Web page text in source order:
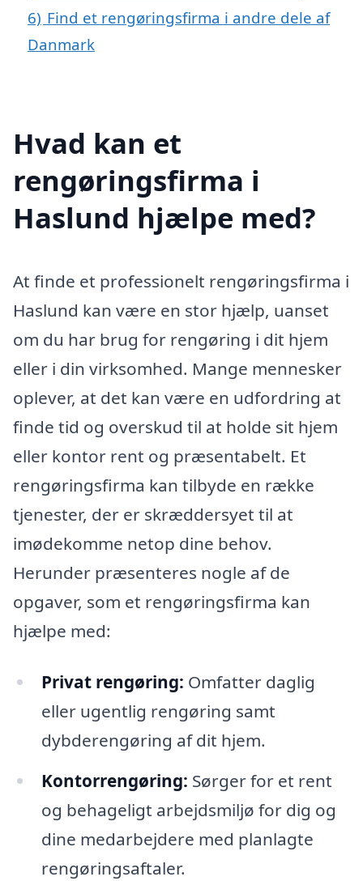
6) Find et rengøringsfirma i andre dele af
Danmark
Hvad kan et
rengøringsfirma i
Haslund hjælpe med?
At finde et professionelt rengøringsfirma i
Haslund kan være en stor hjælp, uanset
om du har brug for rengøring i dit hjem
eller i din virksomhed. Mange mennesker
oplever, at det kan være en udfordring at
finde tid og overskud til at holde sit hjem
eller kontor rent og præsentabelt. Et
rengøringsfirma kan tilbyde en række
tjenester, der er skræddersyet til at
imødekomme netop dine behov.
Herunder præsenteres nogle af de
opgaver, som et rengøringsfirma kan
hjælpe med:
Privat rengøring: Omfatter daglig
eller ugentlig rengøring samt
dybderengøring af dit hjem.
Kontorrengøring: Sørger for et rent
og behageligt arbejdsmiljø for dig og
dine medarbejdere med planlagte
rengøringsaftaler.